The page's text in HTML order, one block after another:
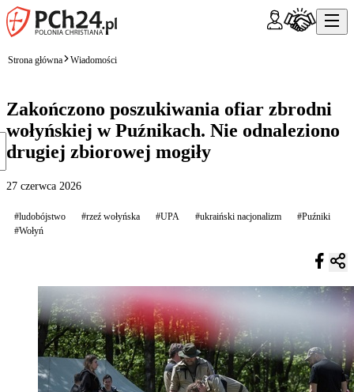
Strona główna Wiadomości
Zakończono poszukiwania ofiar zbrodni
wołyńskiej w Puźnikach. Nie odnaleziono
drugiej zbiorowej mogiły
27 czerwca 2026
#ludobójstwo #rzeź wołyńska #UPA #ukraiński nacjonalizm
#Puźniki
#Wołyń